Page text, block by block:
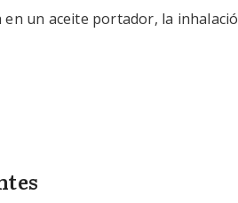
un aceite portador, la